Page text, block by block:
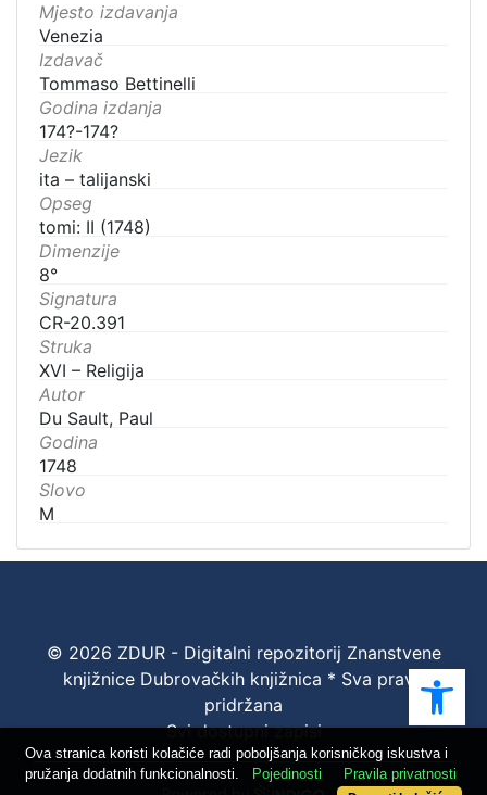
Mjesto izdavanja
Venezia
Izdavač
Tommaso Bettinelli
Godina izdanja
174?-174?
Jezik
ita – talijanski
Opseg
tomi: II (1748)
Dimenzije
8°
Signatura
CR-20.391
Struka
XVI – Religija
Autor
Du Sault, Paul
Godina
1748
Slovo
M
© 2026 ZDUR - Digitalni repozitorij Znanstvene
knjižnice Dubrovačkih knjižnica * Sva prava
pridržana
Svi dostupni zapisi
Ova stranica koristi kolačiće radi poboljšanja korisničkog iskustva i
pružanja dodatnih funkcionalnosti.
Pojedinosti Pravila privatnosti